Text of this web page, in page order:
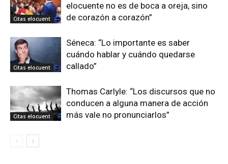
Citas elocuent
elocuente no es de boca a oreja, sino
de corazón a corazón”
Citas elocuent
Séneca: “Lo importante es saber
cuándo hablar y cuándo quedarse
callado”
Citas elocuent
Thomas Carlyle: “Los discursos que no
conducen a alguna manera de acción
más vale no pronunciarlos”